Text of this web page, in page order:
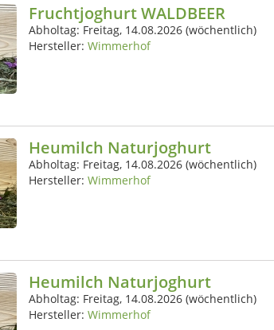
Fruchtjoghurt WALDBEER
Abholtag: Freitag, 14.08.2026 (wöchentlich)
Hersteller: Wimmerhof
Heumilch Naturjoghurt
Abholtag: Freitag, 14.08.2026 (wöchentlich)
Hersteller: Wimmerhof
Heumilch Naturjoghurt
Abholtag: Freitag, 14.08.2026 (wöchentlich)
Hersteller: Wimmerhof